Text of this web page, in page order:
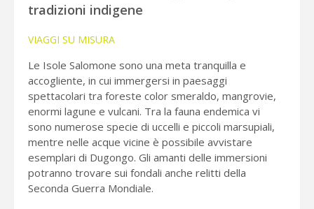
tradizioni indigene
VIAGGI SU MISURA
Le Isole Salomone sono una meta tranquilla e
accogliente, in cui immergersi in paesaggi
spettacolari tra foreste color smeraldo, mangrovie,
enormi lagune e vulcani. Tra la fauna endemica vi
sono numerose specie di uccelli e piccoli marsupiali,
mentre nelle acque vicine è possibile avvistare
esemplari di Dugongo. Gli amanti delle immersioni
potranno trovare sui fondali anche relitti della
Seconda Guerra Mondiale.